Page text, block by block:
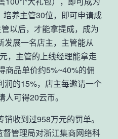
培养主管30位，即可申请成
以后，才能拿提成，成为
发展一名店主，主管能从
，主管的上线经理能拿走
商品单价约5%~40%的佣
润的15%，店主每邀请一个
可得20云币。
收到过958万元的罚单。
管理局对浙江集商网络科